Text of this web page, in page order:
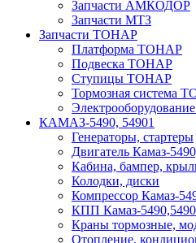
Запчасти АМКОДОР
Запчасти МТЗ
Запчасти ТОНАР
Платформа ТОНАР
Подвеска ТОНАР
Ступицы ТОНАР
Тормозная система
КАМАЗ-5490, 54901
Генераторы, стартеры
Двигатель Камаз-
Кабина, бампер,
Колодки, диски
Компрессор Камаз-
КПП Камаз-
Краны тормозные,
Отопление,